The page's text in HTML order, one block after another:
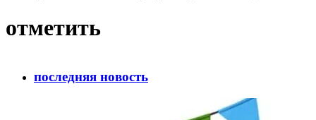
отметить
последняя новость